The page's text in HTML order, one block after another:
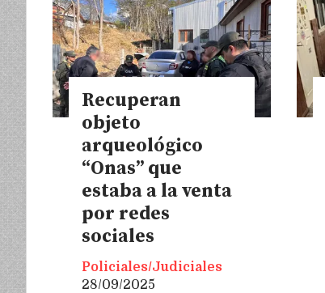
Recuperan
objeto
arqueológico
“Onas” que
estaba a la venta
por redes
sociales
Policiales/Judiciales
28/09/2025